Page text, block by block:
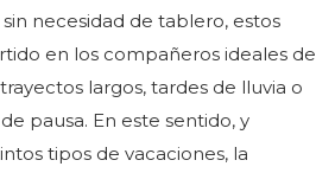
necesidad de tablero, estos
en los compañeros ideales de
largos, tardes de lluvia o
pausa. En este sentido, y
tipos de vacaciones, la